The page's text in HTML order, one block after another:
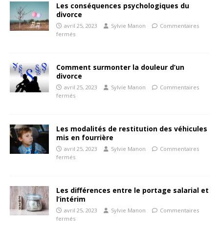
Les conséquences psychologiques du
divorce
avril 25, 2023 Sylvie Manon
Commentaires
fermés
Comment surmonter la douleur d’un
divorce
avril 25, 2023 Sylvie Manon
Commentaires
fermés
Les modalités de restitution des véhicules
mis en fourrière
avril 25, 2023 Sylvie Manon
Commentaires
fermés
Les différences entre le portage salarial et
l’intérim
avril 25, 2023 Sylvie Manon
Commentaires
fermés